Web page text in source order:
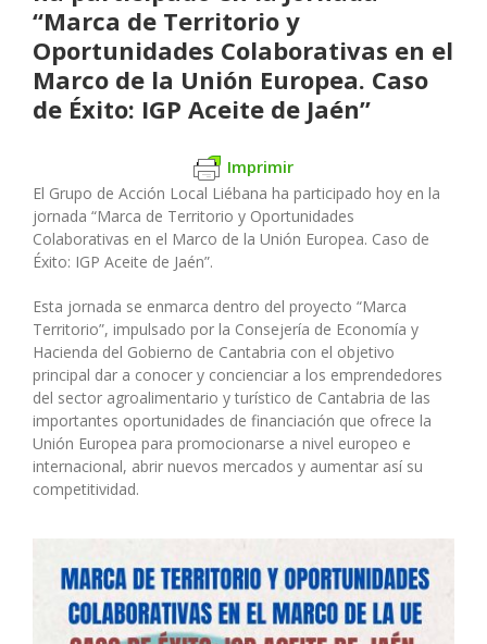
“Marca de Territorio y
Oportunidades Colaborativas en el
Marco de la Unión Europea. Caso
de Éxito: IGP Aceite de Jaén”
Imprimir
El Grupo de Acción Local Liébana ha participado hoy en la
jornada “Marca de Territorio y Oportunidades
Colaborativas en el Marco de la Unión Europea. Caso de
Éxito: IGP Aceite de Jaén”.
Esta jornada se enmarca dentro del proyecto “Marca
Territorio”, impulsado por la Consejería de Economía y
Hacienda del Gobierno de Cantabria con el objetivo
principal dar a conocer y concienciar a los emprendedores
del sector agroalimentario y turístico de Cantabria de las
importantes oportunidades de financiación que ofrece la
Unión Europea para promocionarse a nivel europeo e
internacional, abrir nuevos mercados y aumentar así su
competitividad.